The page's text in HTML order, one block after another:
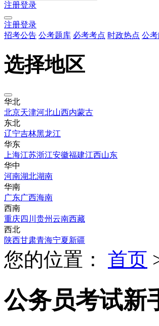
注册登录
注册登录
招考公告 公考题库 必考考点 时政热点 公
选择地区
华北
北京天津河北山西内蒙古
东北
辽宁吉林黑龙江
华东
上海江苏浙江安徽福建江西山东
华中
河南湖北湖南
华南
广东广西海南
西南
重庆四川 贵州云南西藏
西北
陕西甘肃青海宁夏新疆
您的位置： 首页
公务员考试新